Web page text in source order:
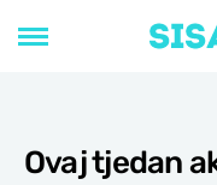
Ovaj tjedan